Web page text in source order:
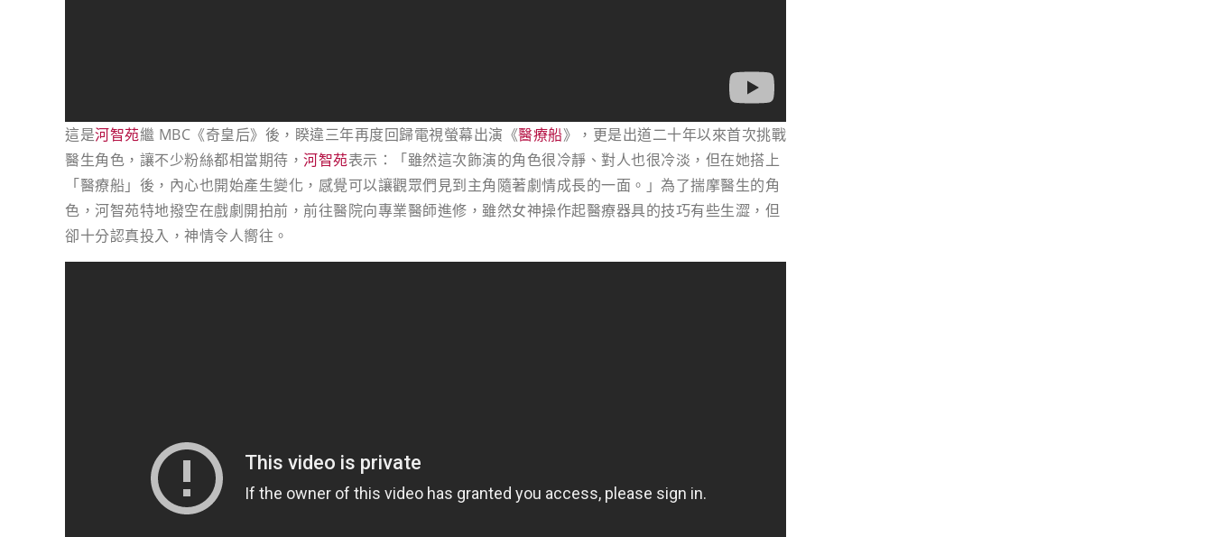
這是河智苑繼 MBC《奇皇后》後，睽違三年再度回歸電視螢幕出演《醫療船》，更是出道二十年以來首次挑戰
醫生角色，讓不少粉絲都相當期待， 河智苑表示：「雖然這次飾演的角色很冷靜、對人也很冷淡，但在她搭上
「醫療船」後，內心也開始產生變化，感覺可以讓觀眾們見到主角隨著劇情成長的一面。」為了揣摩醫生的角
色，河智苑特地撥空在戲劇開拍前，前往醫院向專業醫師進修，雖然女神操作起醫療器具的技巧有些生澀，但
卻十分認真投入，神情令人嚮往。